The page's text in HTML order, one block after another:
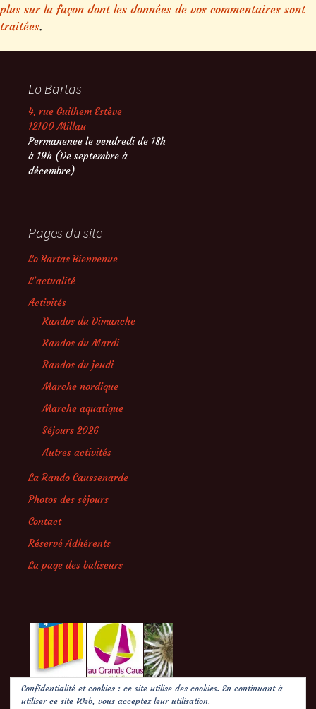
plus sur la façon dont les données de vos commentaires sont
traitées.
Lo Bartas
4, rue Guilhem Estève
12100 Millau
Permanence le vendredi de 18h
à 19h (De septembre à
décembre)
Pages du site
Lo Bartas Bienvenue
L’actualité
Activités
Randos du Dimanche
Randos du Mardi
Randos du jeudi
Marche nordique
Marche aquatique
Séjours 2026
Autres activités
La Rando Caussenarde
Photos des séjours
Contact
Réservé Adhérents
La page des baliseurs
Confidentialité et cookies : ce site utilise des cookies. En continuant à
utiliser ce site Web, vous acceptez leur utilisation.